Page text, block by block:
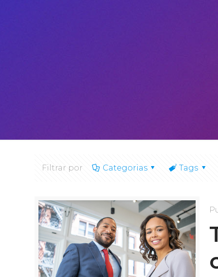
Filtrar por Categorias Tags